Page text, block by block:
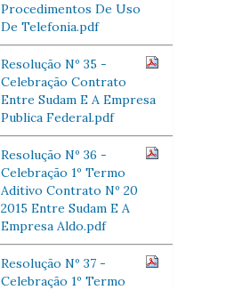
Procedimentos De Uso
De Telefonia.pdf
Resolução Nº 35 -
Celebração Contrato
Entre Sudam E A Empresa
Publica Federal.pdf
Resolução Nº 36 -
Celebração 1º Termo
Aditivo Contrato Nº 20
2015 Entre Sudam E A
Empresa Aldo.pdf
Resolução Nº 37 -
Celebração 1º Termo